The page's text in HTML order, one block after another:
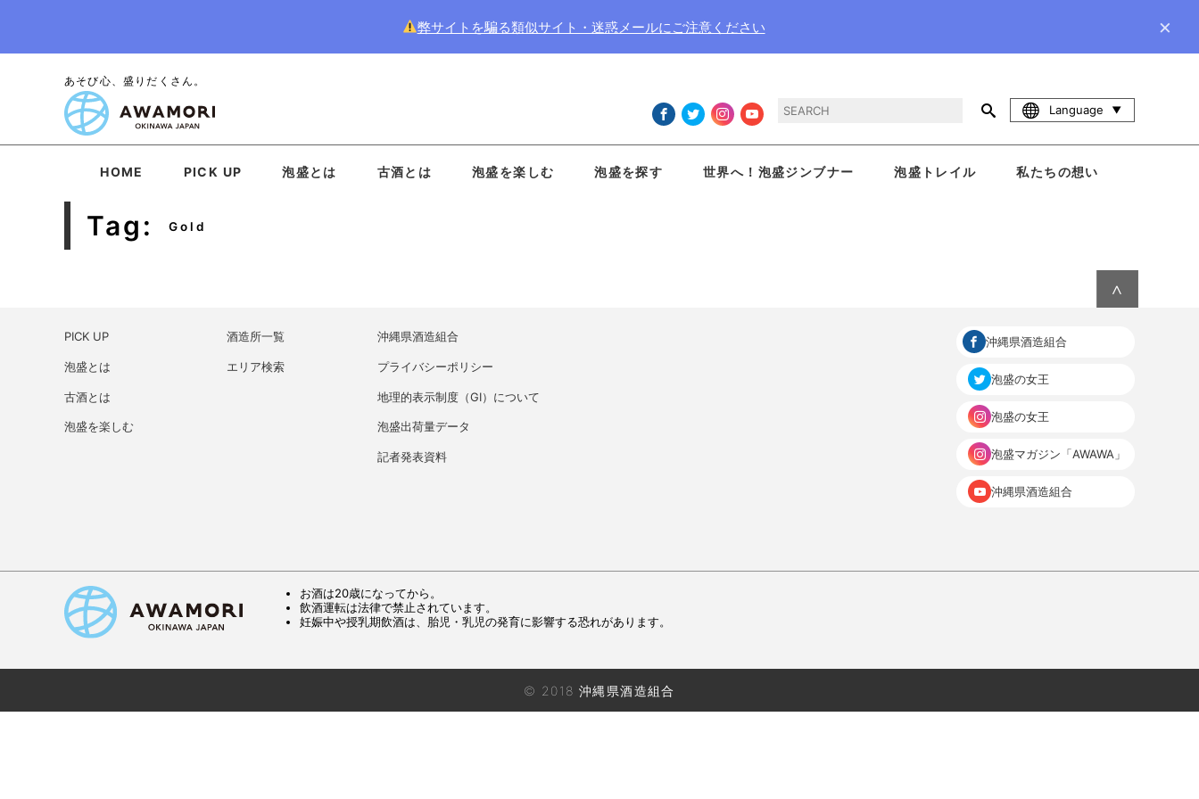
弊サイトを騙る類似サイト・迷惑メールにご注意ください ×
あそび心、盛りだくさん。
Language
HOME PICK UP 泡盛とは 古酒とは 泡盛を楽しむ 泡盛を探す 世界へ！泡盛ジンブナー 泡盛トレイル 私たちの想い
Tag: Gold
∧
PICK UP
泡盛とは
古酒とは
泡盛を楽しむ
酒造所一覧
エリア検索
沖縄県酒造組合
プライバシーポリシー
地理的表示制度（GI）について
泡盛出荷量データ
記者発表資料
沖縄県酒造組合
泡盛の女王
泡盛の女王
泡盛マガジン「AWAWA」
沖縄県酒造組合
お酒は20歳になってから。
飲酒運転は法律で禁止されています。
妊娠中や授乳期飲酒は、胎児・乳児の発育に影響する恐れがあります。
© 2018 沖縄県酒造組合